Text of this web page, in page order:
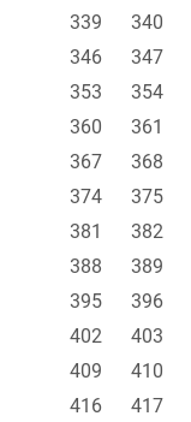
339
340
346
347
353
354
360
361
367
368
374
375
381
382
388
389
395
396
402
403
409
410
416
417